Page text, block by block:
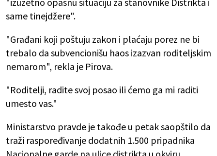
same tinejdžere".
"Građani koji poštuju zakon i plaćaju porez ne bi
trebalo da subvencionišu haos izazvan roditeljskim
nemarom", rekla je Pirova.
"Roditelji, radite svoj posao ili ćemo ga mi raditi
umesto vas."
Ministarstvo pravde je takođe u petak saopštilo da
traži raspoređivanje dodatnih 1.500 pripadnika